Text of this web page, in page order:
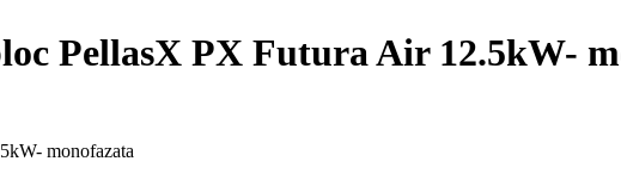
PellasX PX Futura Air 12.5kW-
monofazata